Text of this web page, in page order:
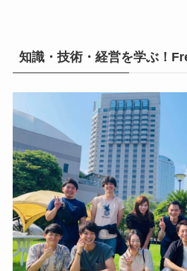
知識・技術・経営を学ぶ！